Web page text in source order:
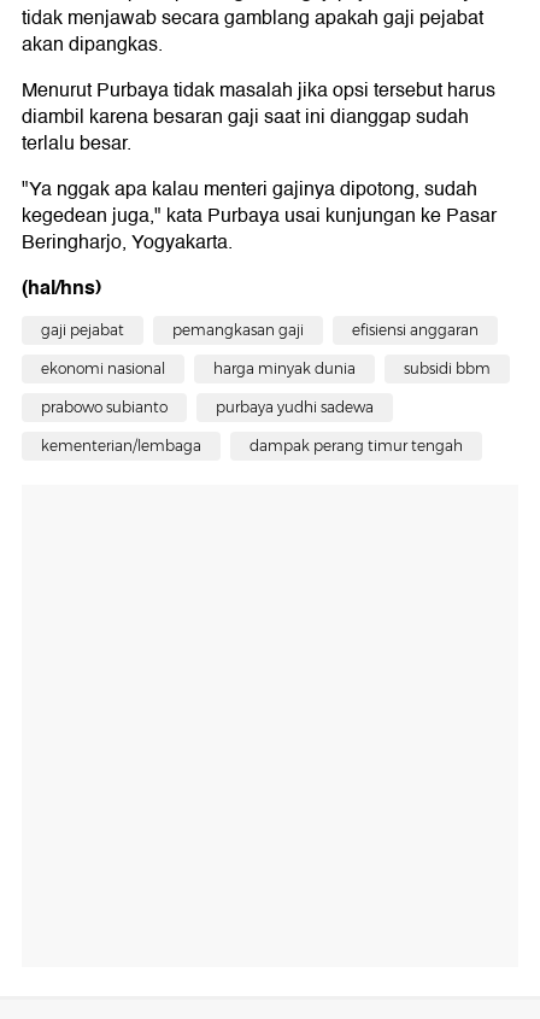
tidak menjawab secara gamblang apakah gaji pejabat
akan dipangkas.
Menurut Purbaya tidak masalah jika opsi tersebut harus
diambil karena besaran gaji saat ini dianggap sudah
terlalu besar.
"Ya nggak apa kalau menteri gajinya dipotong, sudah
kegedean juga," kata Purbaya usai kunjungan ke Pasar
Beringharjo, Yogyakarta.
(hal/hns)
gaji pejabat pemangkasan gaji efisiensi anggaran
ekonomi nasional harga minyak dunia subsidi bbm
prabowo subianto purbaya yudhi sadewa
kementerian/lembaga dampak perang timur tengah